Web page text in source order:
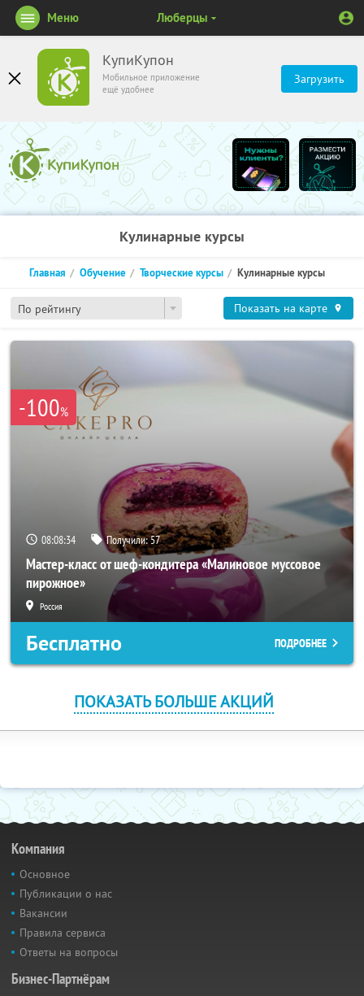
КупиКупон
Мобильное приложение
ещё удобнее
Загрузить
Меню Люберцы
Кулинарные курсы
По рейтингу
Главная Обучение Творческие курсы Кулинарные курсы
Показать на карте
-100%
08:08:34 Получили:57
Мастер-класс от шеф-кондитера «Малиновое муссовое
пирожное»
Россия
Бесплатно ПОДРОБНЕЕ
ПОКАЗАТЬ БОЛЬШЕ АКЦИЙ
Компания
Основное
Публикации о нас
Вакансии
Правила сервиса
Ответы на вопросы
Бизнес-Партнёрам